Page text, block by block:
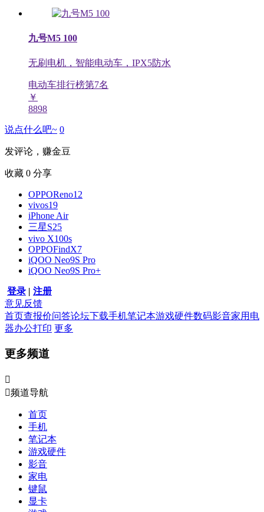
九号M5 100
无刷电机，智能电动车，IPX5防水
电动车排行榜第7名
￥
8898
说点什么吧~ 0
发评论，赚金豆
收藏 0 分享
OPPOReno12
vivos19
iPhone Air
三星S25
vivo X100s
OPPOFindX7
iQOO Neo9S Pro
iQOO Neo9S Pro+
登录 | 注册
意见反馈
首页查报价问答论坛下载手机笔记本游戏硬件数码影音家用电
器办公打印 更多
更多频道

频道导航
首页
手机
笔记本
游戏硬件
影音
家电
键鼠
显卡